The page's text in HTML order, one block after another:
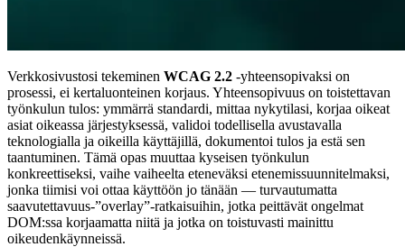
Verkkosivustosi tekeminen WCAG 2.2 -yhteensopivaksi on
prosessi, ei kertaluonteinen korjaus. Yhteensopivuus on toistettavan
työnkulun tulos: ymmärrä standardi, mittaa nykytilasi, korjaa oikeat
asiat oikeassa järjestyksessä, validoi todellisella avustavalla
teknologialla ja oikeilla käyttäjillä, dokumentoi tulos ja estä sen
taantuminen. Tämä opas muuttaa kyseisen työnkulun
konkreettiseksi, vaihe vaiheelta eteneväksi etenemissuunnitelmaksi,
jonka tiimisi voi ottaa käyttöön jo tänään — turvautumatta
saavutettavuus-”overlay”-ratkaisuihin, jotka peittävät ongelmat
DOM:ssa korjaamatta niitä ja jotka on toistuvasti mainittu
oikeudenkäynneissä.